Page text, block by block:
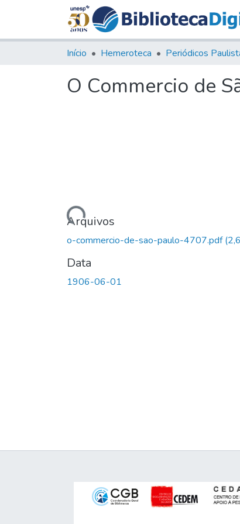
Início Hemeroteca Periódicos
O Commercio de
Carregando...Arquivos
o-commercio-de-sao-paulo-4707.pdf
Data
1906-06-01